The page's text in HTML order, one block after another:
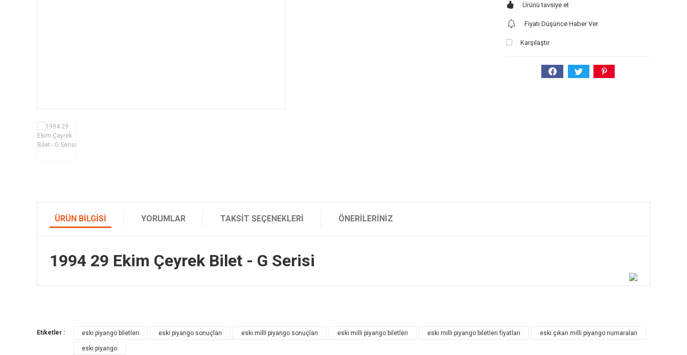
Ürünü tavsiye et
Fiyatı Düşünce Haber Ver
Karşılaştır
ÜRÜN BILGISI YORUMLAR TAKSIT SEÇENEKLERI ÖNERILERINIZ
1994 29 Ekim Çeyrek Bilet - G Serisi
Ürün resmi kalitesiz, bozuk veya görüntülenemiyor.
Ürün açıklamasında eksik bilgiler bulunuyor.
Etiketler : eski piyango biletleri eski piyango sonuçları eski milli piyango sonuçları eski milli piyango biletleri eski milli piyango biletleri fiyatları eski çıkan milli piyango numaraları
eski piyango